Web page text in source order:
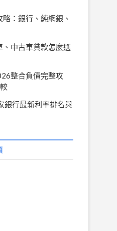
：銀行、純網銀、
中古車貸款怎麼選
整合負債完整攻
銀行最新利率排名與